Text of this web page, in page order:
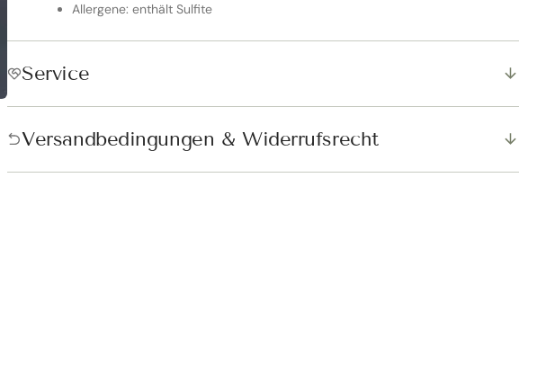
&
Allergene: enthält Sulfite
Service
Versandbedingungen & Widerrufsrecht